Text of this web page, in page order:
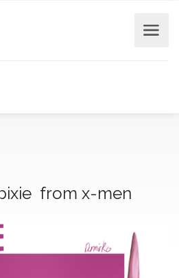
from x-men